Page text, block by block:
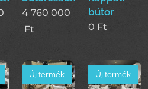
4 760 000
Ft
bútor
0 Ft
Új termék Új termék